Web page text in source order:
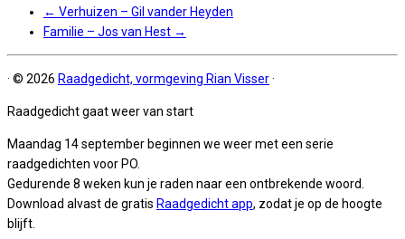
← Verhuizen – Gil vander Heyden
Familie – Jos van Hest →
· © 2026 Raadgedicht, vormgeving Rian Visser·
Raadgedicht gaat weer van start
Maandag 14 september beginnen we weer met een serie
raadgedichten voor PO.
Gedurende 8 weken kun je raden naar een ontbrekende woord.
Download alvast de gratis Raadgedicht app, zodat je op de hoogte
blijft.